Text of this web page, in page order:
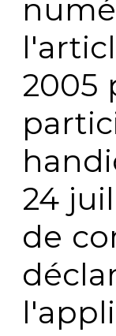
2005
24
de